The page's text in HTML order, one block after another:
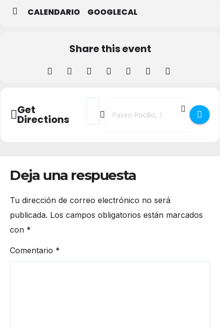
CALENDARIO GOOGLECAL
Share this event
Get
Directions
Address - Christmas Treasure - adornos
Destination Address - Christmas
Deja una respuesta
Tu dirección de correo electrónico no será
publicada. Los campos obligatorios están marcados
con *
Comentario *